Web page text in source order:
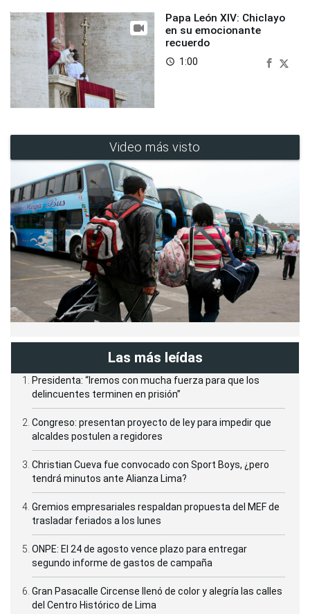
Papa León XIV: Chiclayo
en su emocionante
recuerdo
access_time 1:00
Video más visto
Las más leídas
Presidenta: “Iremos con mucha fuerza para que los
delincuentes terminen en prisión”
Congreso: presentan proyecto de ley para impedir que
alcaldes postulen a regidores
Christian Cueva fue convocado con Sport Boys, ¿pero
tendrá minutos ante Alianza Lima?
Gremios empresariales respaldan propuesta del MEF de
trasladar feriados a los lunes
ONPE: El 24 de agosto vence plazo para entregar
segundo informe de gastos de campaña
Gran Pasacalle Circense llenó de color y alegría las calles
del Centro Histórico de Lima